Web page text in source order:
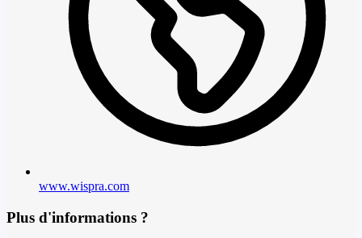
www.wispra.com
Plus d'informations ?